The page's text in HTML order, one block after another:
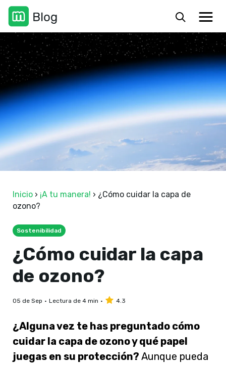
Inicio › ¡A tu manera! › ¿Cómo cuidar la capa de
ozono?
Sostenibilidad
¿Cómo cuidar la capa
de ozono?
05 de Sep Lectura de 4 min 4.3
¿Alguna vez te has preguntado cómo
cuidar la capa de ozono y qué papel
juegas en su protección? Aunque pueda